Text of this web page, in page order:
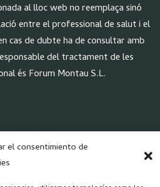
el consentimiento de
al lloc web no reemplaça sinó
entre el professional de salut i el
cas de dubte ha de consultar amb
del tractament de les
és Forum Montau S.L.